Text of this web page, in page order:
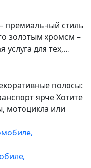
премиальный стиль
золотым хромом –
услуга для тех,…
полосы:
ярче Хотите
мотоцикла или